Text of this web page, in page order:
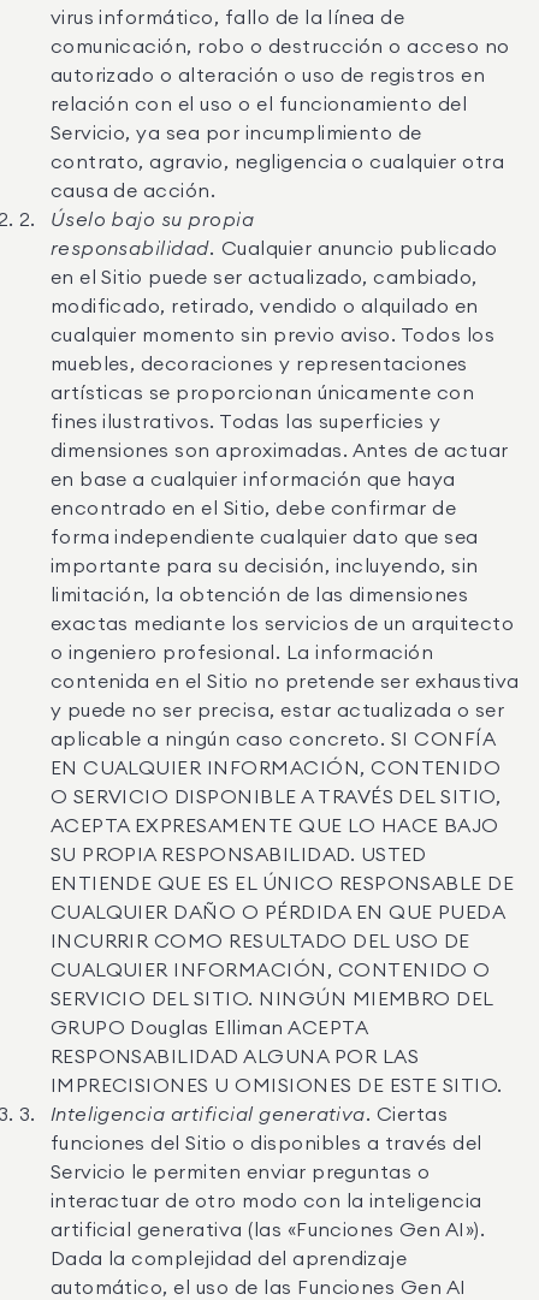
virus informático, fallo de la línea de
comunicación, robo o destrucción o acceso no
autorizado o alteración o uso de registros en
relación con el uso o el funcionamiento del
Servicio, ya sea por incumplimiento de
contrato, agravio, negligencia o cualquier otra
causa de acción.
Úselo bajo su propia
responsabilidad. Cualquier anuncio publicado
en el Sitio puede ser actualizado, cambiado,
modificado, retirado, vendido o alquilado en
cualquier momento sin previo aviso. Todos los
muebles, decoraciones y representaciones
artísticas se proporcionan únicamente con
fines ilustrativos. Todas las superficies y
dimensiones son aproximadas. Antes de actuar
en base a cualquier información que haya
encontrado en el Sitio, debe confirmar de
forma independiente cualquier dato que sea
importante para su decisión, incluyendo, sin
limitación, la obtención de las dimensiones
exactas mediante los servicios de un arquitecto
o ingeniero profesional. La información
contenida en el Sitio no pretende ser exhaustiva
y puede no ser precisa, estar actualizada o ser
aplicable a ningún caso concreto. SI CONFÍA
EN CUALQUIER INFORMACIÓN, CONTENIDO
O SERVICIO DISPONIBLE A TRAVÉS DEL SITIO,
ACEPTA EXPRESAMENTE QUE LO HACE BAJO
SU PROPIA RESPONSABILIDAD. USTED
ENTIENDE QUE ES EL ÚNICO RESPONSABLE DE
CUALQUIER DAÑO O PÉRDIDA EN QUE PUEDA
INCURRIR COMO RESULTADO DEL USO DE
CUALQUIER INFORMACIÓN, CONTENIDO O
SERVICIO DEL SITIO. NINGÚN MIEMBRO DEL
GRUPO Douglas Elliman ACEPTA
RESPONSABILIDAD ALGUNA POR LAS
IMPRECISIONES U OMISIONES DE ESTE SITIO.
Inteligencia artificial generativa. Ciertas
funciones del Sitio o disponibles a través del
Servicio le permiten enviar preguntas o
interactuar de otro modo con la inteligencia
artificial generativa (las «Funciones Gen AI»).
Dada la complejidad del aprendizaje
automático, el uso de las Funciones Gen AI